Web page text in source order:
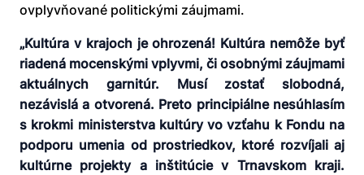
ovplyvňované politickými záujmami.
„Kultúra v krajoch je ohrozená! Kultúra nemôže byť
riadená mocenskými vplyvmi, či osobnými záujmami
aktuálnych garnitúr. Musí zostať slobodná,
nezávislá a otvorená. Preto principiálne nesúhlasím
s krokmi ministerstva kultúry vo vzťahu k Fondu na
podporu umenia od prostriedkov, ktoré rozvíjali aj
kultúrne projekty a inštitúcie v Trnavskom kraji.